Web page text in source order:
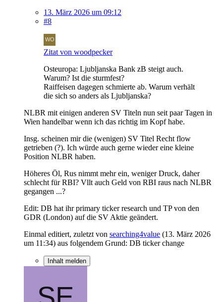
13. März 2026 um 09:12
#8
Zitat von woodpecker
Osteuropa: Ljubljanska Bank zB steigt auch.
Warum? Ist die sturmfest?
Raiffeisen dagegen schmierte ab. Warum verhält
die sich so anders als Ljubljanska?
NLBR mit einigen anderen SV Titeln nun seit paar Tagen in
Wien handelbar wenn ich das richtig im Kopf habe.
Insg. scheinen mir die (wenigen) SV Titel Recht flow
getrieben (?). Ich würde auch gerne wieder eine kleine
Position NLBR haben.
Höheres Öl, Rus nimmt mehr ein, weniger Druck, daher
schlecht für RBI? Vllt auch Geld von RBI raus nach NLBR
gegangen ...?
Edit: DB hat ihr primary ticker research und TP von den
GDR (London) auf die SV Aktie geändert.
Einmal editiert, zuletzt von searching4value (13. März 2026
um 11:34) aus folgendem Grund: DB ticker change
Inhalt melden